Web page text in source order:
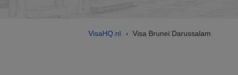
VisaHQ.nl › Visa Brunei Darussalam